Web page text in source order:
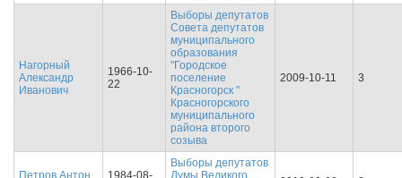
Нагорный
Александр
Иванович
1966-10-
22
Выборы депутатов
Совета депутатов
муниципального
образования
"Городское
поселение
Красногорск "
Красногорского
муниципального
района второго
созыва
2009-10-11 3
Петров Антон 1984-08-
Выборы депутатов
Думы Великого